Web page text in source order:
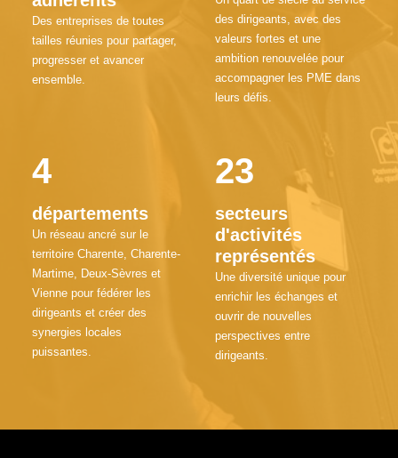
Des entreprises de toutes
tailles réunies pour partager,
progresser et avancer
ensemble.
des dirigeants, avec des
valeurs fortes et une
ambition renouvelée pour
accompagner les PME dans
leurs défis.
4
départements
Un réseau ancré sur le
territoire Charente, Charente-
Martime, Deux-Sèvres et
Vienne pour fédérer les
dirigeants et créer des
synergies locales
puissantes.
23
secteurs
d'activités
représentés
Une diversité unique pour
enrichir les échanges et
ouvrir de nouvelles
perspectives entre
dirigeants.